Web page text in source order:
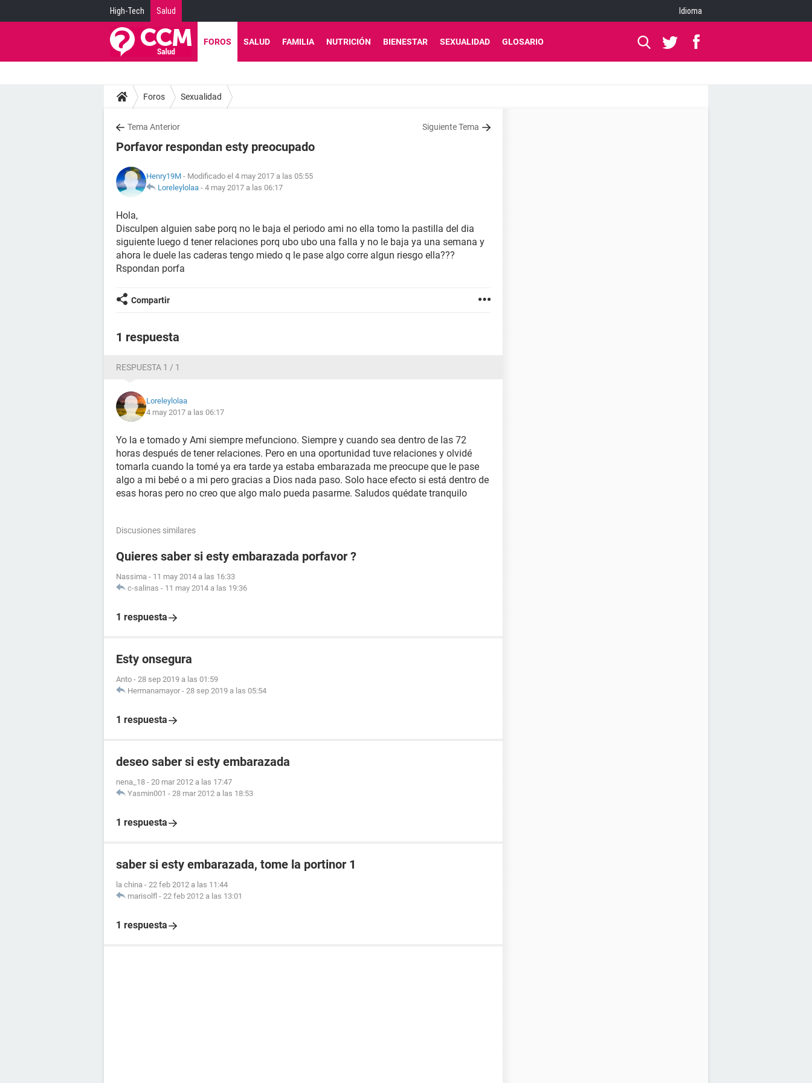
High-Tech Salud Idioma
FOROS SALUD FAMILIA NUTRICIÓN BIENESTAR SEXUALIDAD GLOSARIO
Foros Sexualidad
Tema Anterior Siguiente Tema
Porfavor respondan esty preocupado
Henry19M - Modificado el 4 may 2017 a las 05:55
Loreleylolaa - 4 may 2017 a las 06:17
Hola,
Disculpen alguien sabe porq no le baja el periodo ami no ella tomo la pastilla del dia
siguiente luego d tener relaciones porq ubo ubo una falla y no le baja ya una semana y
ahora le duele las caderas tengo miedo q le pase algo corre algun riesgo ella???
Rspondan porfa
Compartir
1 respuesta
RESPUESTA 1 / 1
Loreleylolaa
4 may 2017 a las 06:17
Yo la e tomado y Ami siempre mefunciono. Siempre y cuando sea dentro de las 72
horas después de tener relaciones. Pero en una oportunidad tuve relaciones y olvidé
tomarla cuando la tomé ya era tarde ya estaba embarazada me preocupe que le pase
algo a mi bebé o a mi pero gracias a Dios nada paso. Solo hace efecto si está dentro de
esas horas pero no creo que algo malo pueda pasarme. Saludos quédate tranquilo
Discusiones similares
Quieres saber si esty embarazada porfavor ?
Nassima - 11 may 2014 a las 16:33
c-salinas - 11 may 2014 a las 19:36
1 respuesta
Esty onsegura
Anto - 28 sep 2019 a las 01:59
Hermanamayor - 28 sep 2019 a las 05:54
1 respuesta
deseo saber si esty embarazada
nena_18 - 20 mar 2012 a las 17:47
Yasmin001 - 28 mar 2012 a las 18:53
1 respuesta
saber si esty embarazada, tome la portinor 1
la china - 22 feb 2012 a las 11:44
marisolfl - 22 feb 2012 a las 13:01
1 respuesta